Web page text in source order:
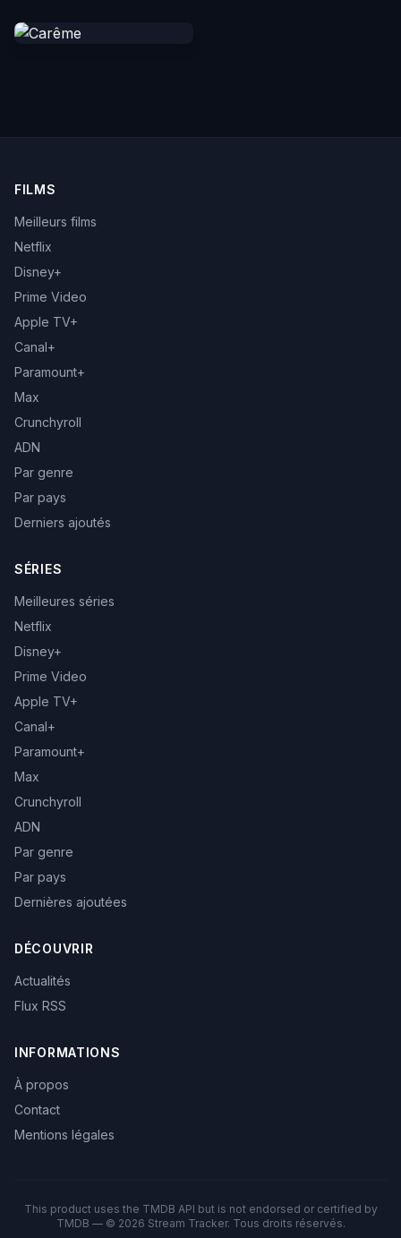
FILMS
Meilleurs films
Netflix
Disney+
Prime Video
Apple TV+
Canal+
Paramount+
Max
Crunchyroll
ADN
Par genre
Par pays
Derniers ajoutés
SÉRIES
Meilleures séries
Netflix
Disney+
Prime Video
Apple TV+
Canal+
Paramount+
Max
Crunchyroll
ADN
Par genre
Par pays
Dernières ajoutées
DÉCOUVRIR
Actualités
Flux RSS
INFORMATIONS
À propos
Contact
Mentions légales
This product uses the TMDB API but is not endorsed or certified by
TMDB — © 2026 Stream Tracker. Tous droits réservés.